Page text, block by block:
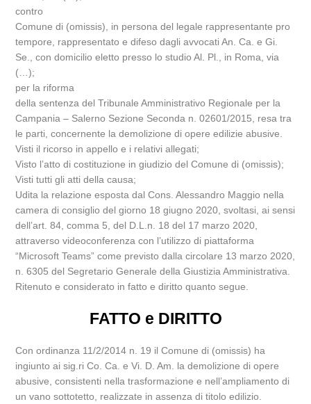
contro
Comune di (omissis), in persona del legale rappresentante pro
tempore, rappresentato e difeso dagli avvocati An. Ca. e Gi.
Se., con domicilio eletto presso lo studio Al. Pl., in Roma, via
(…);
per la riforma
della sentenza del Tribunale Amministrativo Regionale per la
Campania – Salerno Sezione Seconda n. 02601/2015, resa tra
le parti, concernente la demolizione di opere edilizie abusive.
Visti il ricorso in appello e i relativi allegati;
Visto l’atto di costituzione in giudizio del Comune di (omissis);
Visti tutti gli atti della causa;
Udita la relazione esposta dal Cons. Alessandro Maggio nella
camera di consiglio del giorno 18 giugno 2020, svoltasi, ai sensi
dell’art. 84, comma 5, del D.L.n. 18 del 17 marzo 2020,
attraverso videoconferenza con l’utilizzo di piattaforma
“Microsoft Teams” come previsto dalla circolare 13 marzo 2020,
n. 6305 del Segretario Generale della Giustizia Amministrativa.
Ritenuto e considerato in fatto e diritto quanto segue.
FATTO e DIRITTO
Con ordinanza 11/2/2014 n. 19 il Comune di (omissis) ha
ingiunto ai sig.ri Co. Ca. e Vi. D. Am. la demolizione di opere
abusive, consistenti nella trasformazione e nell’ampliamento di
un vano sottotetto, realizzate in assenza di titolo edilizio.